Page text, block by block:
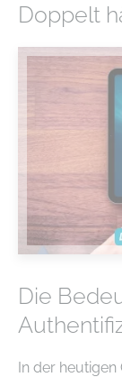
Doppelt
Die
In der heutigen